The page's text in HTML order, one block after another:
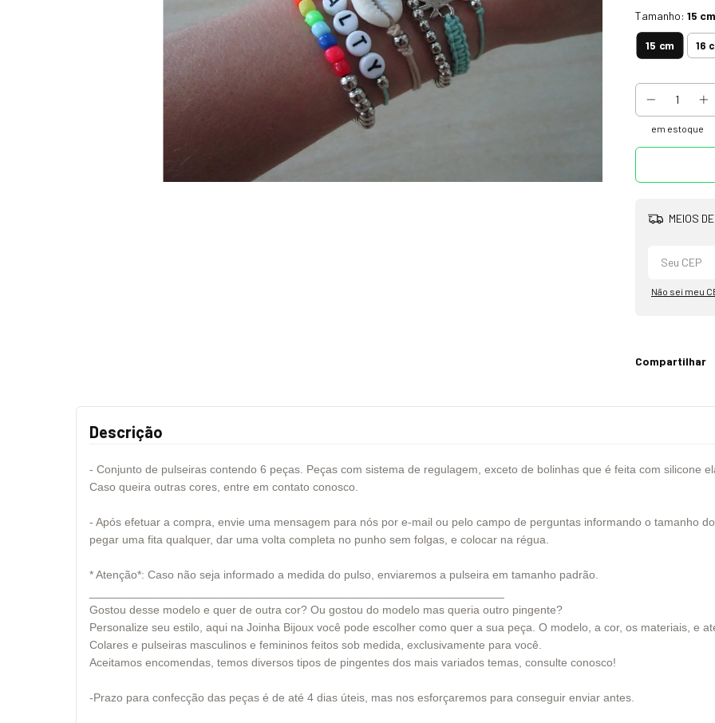
Tamanho: 15 cm
15 cm 16
em estoque
MEIOS
Não sei meu
Compartilhar
Descrição
- Conjunto de pulseiras contendo 6 peças. Peças com sistema de regulagem, exceto de bolinhas que é feita com silicone
Caso queira outras cores, entre em contato conosco.
- Após efetuar a compra, envie uma mensagem para nós por e-mail ou pelo campo de perguntas informando o tamanho
pegar uma fita qualquer, dar uma volta completa no punho sem folgas, e colocar na régua.
* Atenção*: Caso não seja informado a medida do pulso, enviaremos a pulseira em tamanho padrão.
Gostou desse modelo e quer de outra cor? Ou gostou do modelo mas queria outro pingente?
Personalize seu estilo, aqui na Joinha Bijoux você pode escolher como quer a sua peça. O modelo, a cor, os materiais, e
Colares e pulseiras masculinos e femininos feitos sob medida, exclusivamente para você.
Aceitamos encomendas, temos diversos tipos de pingentes dos mais variados temas, consulte conosco!
-Prazo para confecção das peças é de até 4 dias úteis, mas nos esforçaremos para conseguir enviar antes.